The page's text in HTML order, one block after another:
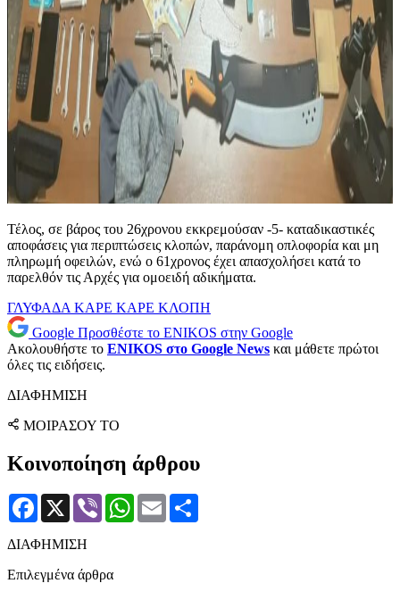
Τέλος, σε βάρος του 26χρονου εκκρεμούσαν -5- καταδικαστικές
αποφάσεις για περιπτώσεις κλοπών, παράνομη οπλοφορία και μη
πληρωμή οφειλών, ενώ ο 61χρονος έχει απασχολήσει κατά το
παρελθόν τις Αρχές για ομοειδή αδικήματα.
ΓΛΥΦΑΔΑ ΚΑΡΕ ΚΑΡΕ ΚΛΟΠΗ
Google Προσθέστε το ENIKOS στην Google
Ακολουθήστε το ENIKOS στο Google News και μάθετε πρώτοι
όλες τις ειδήσεις.
ΔΙΑΦΗΜΙΣΗ
ΜΟΙΡΑΣΟΥ ΤΟ
Κοινοποίηση άρθρου
Facebook
X Viber WhatsApp
Email
ΔΙΑΦΗΜΙΣΗ
Επιλεγμένα άρθρα